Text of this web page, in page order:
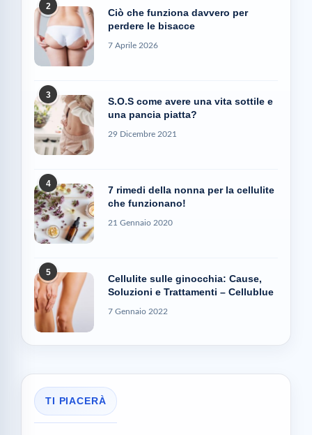
2
Ciò che funziona davvero per
perdere le bisacce
7 Aprile 2026
3
S.O.S come avere una vita sottile e
una pancia piatta?
29 Dicembre 2021
4
7 rimedi della nonna per la cellulite
che funzionano!
21 Gennaio 2020
5
Cellulite sulle ginocchia: Cause,
Soluzioni e Trattamenti – Cellublue
7 Gennaio 2022
TI PIACERÀ